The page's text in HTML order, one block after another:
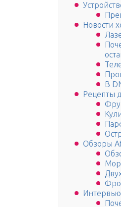
Новости
В
Рецепты
Обзоры